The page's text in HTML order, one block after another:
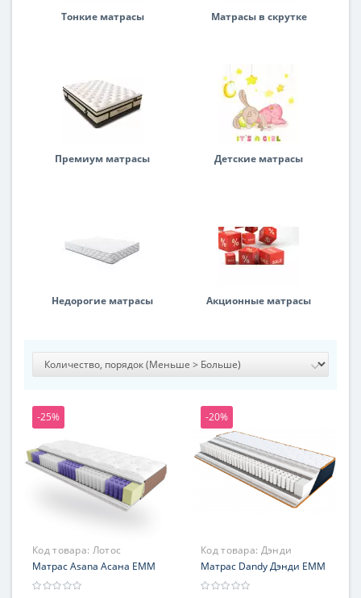
Тонкие матрасы Матрасы в скрутке
Премиум матрасы Детские матрасы
Недорогие матрасы Акционные матрасы
-25%
Код товара: Лотос
Матрас Asana Асана ЕММ
-20%
Код товара: Дэнди
Матрас Dandy Дэнди ЕММ